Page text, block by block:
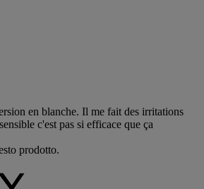
en blanche. Il me fait des irritations
c'est pas si efficace que ça
prodotto.